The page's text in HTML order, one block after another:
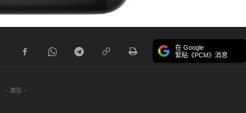
在 Google
緊貼《PCM》消息
- 廣告 -